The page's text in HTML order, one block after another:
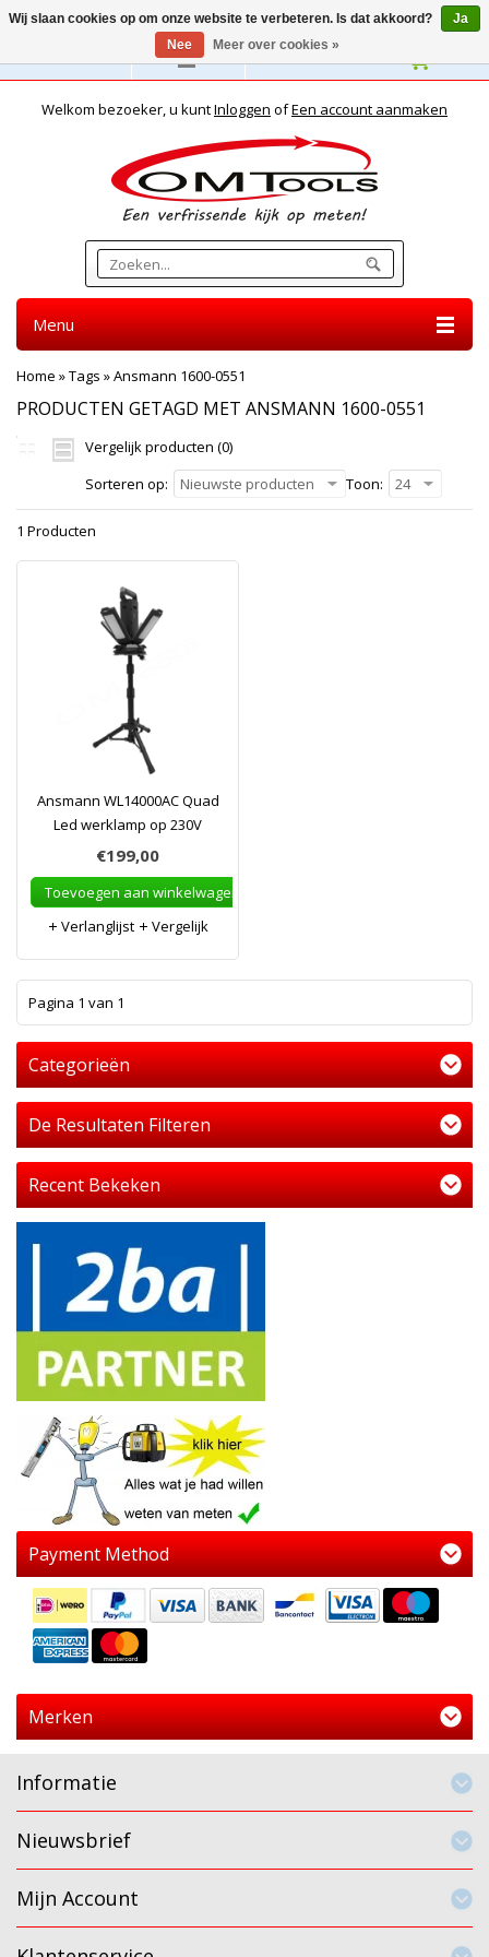
Nederlands
Welkom bezoeker, u kuntInloggen ofEen account aanmaken
Menu
Home »Tags »Ansmann 1600-0551
PRODUCTEN GETAGD MET ANSMANN 1600-0551
Vergelijk producten (0)
Sorteren op:
Nieuwste producten Toon: 24
1 Producten
Ansmann WL14000AC Quad
Led werklamp op 230V
€199,00
Toevoegen aan winkelwagen
Verlanglijst
Vergelijk
Pagina 1 van 1
Categorieën
De Resultaten Filteren
Recent Bekeken
Payment Method
Merken
Informatie
Nieuwsbrief
Mijn Account
Wij slaan cookies op om onze website te verbeteren. Is dat akkoord?
Ja
Nee
Meer over cookies »